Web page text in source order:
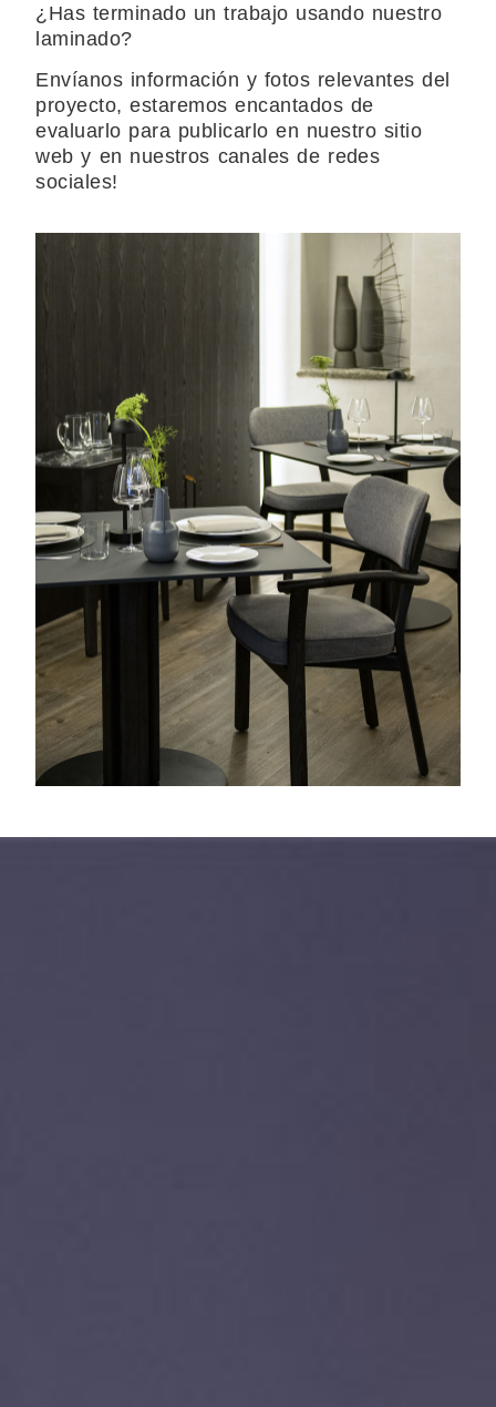
¿Has terminado un trabajo usando nuestro
laminado?
Envíanos información y fotos relevantes del
proyecto, estaremos encantados de
evaluarlo para publicarlo en nuestro sitio
web y en nuestros canales de redes
sociales!